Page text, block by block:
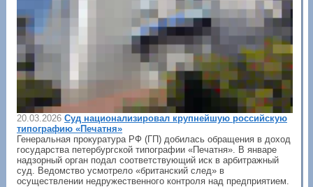
20.03.2026 Суд национализировал крупнейшую российскую
типографию «Печатня»
Генеральная прокуратура РФ (ГП) добилась обращения в доход
государства петербургской типографии «Печатня». В январе
надзорный орган подал соответствующий иск в арбитражный
суд. Ведомство усмотрело «британский след» в
осуществлении недружественного контроля над предприятием.